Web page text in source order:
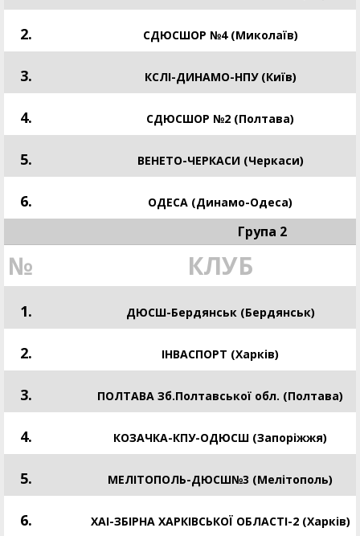
2. СДЮСШОР №4 (Миколаїв)
3. КСЛІ-ДИНАМО-НПУ (Київ)
4. СДЮСШОР №2 (Полтава)
5. ВЕНЕТО-ЧЕРКАСИ (Черкаси)
6. ОДЕСА (Динамо-Одеса)
Група 2
№ КЛУБ
1. ДЮСШ-Бердянськ (Бердянськ)
2. ІНВАСПОРТ (Харків)
3. ПОЛТАВА Зб.Полтавської обл. (Полтава)
4. КОЗАЧКА-КПУ-ОДЮСШ (Запоріжжя)
5. МЕЛІТОПОЛЬ-ДЮСШ№3 (Мелітополь)
6. ХАІ-ЗБІРНА ХАРКІВСЬКОЇ ОБЛАСТІ-2 (Харків)